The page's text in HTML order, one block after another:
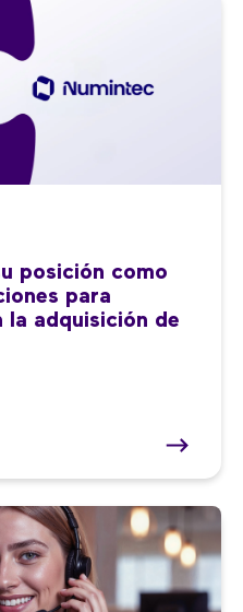
posición como
para
adquisición de